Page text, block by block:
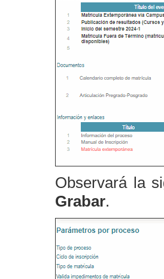
Observará la
Grabar.